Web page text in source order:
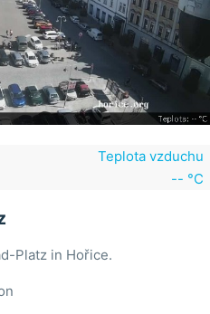
Teplota vzduchu
-- °C
Platz in Hořice.